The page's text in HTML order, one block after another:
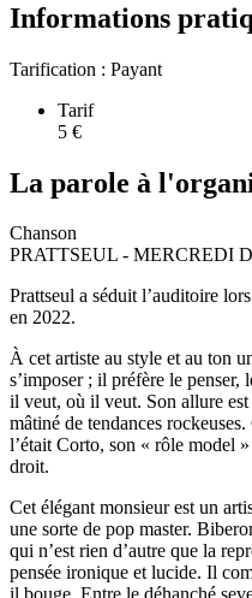
Informations
Tarification : Payant
Tarif
5 €
La parole à
Chanson
PRATTSEUL - MERCREDI
Prattseul a séduit l’auditoire
en 2022.
À cet artiste au style et au ton
s’imposer ; il préfère le penser,
il veut, où il veut. Son allure
mâtiné de tendances
l’était Corto, son « rôle model
droit.
Cet élégant monsieur est un
une sorte de pop master.
qui n’est rien d’autre que la
pensée ironique et lucide. Il